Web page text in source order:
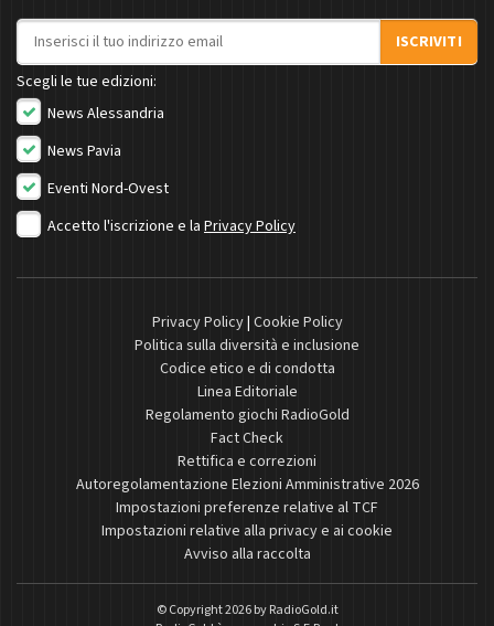
Indirizzo email
ISCRIVITI
Scegli le tue edizioni:
News Alessandria
News Pavia
Eventi Nord-Ovest
Accetto l'iscrizione e la Privacy Policy
Privacy Policy| Cookie Policy
Politica sulla diversità e inclusione
Codice etico e di condotta
Linea Editoriale
Regolamento giochi RadioGold
Fact Check
Rettifica e correzioni
Autoregolamentazione Elezioni Amministrative 2026
Impostazioni preferenze relative al TCF
Impostazioni relative alla privacy e ai cookie
Avviso alla raccolta
© Copyright 2026 byRadioGold.it